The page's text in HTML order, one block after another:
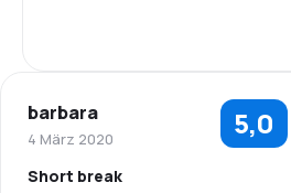
Flugnetz
Ticketpreise
barbara
4 März 2020 5,0
Short break